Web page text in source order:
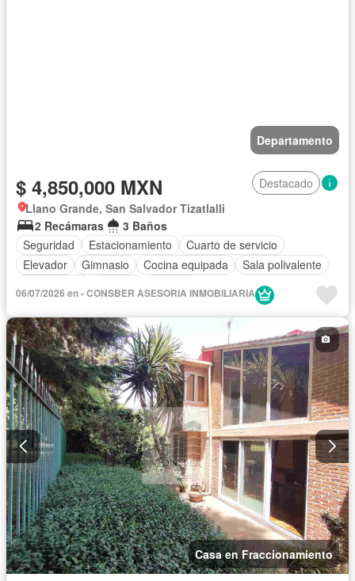
Departamento
$ 4,850,000 MXN
Destacado
Llano Grande, San Salvador Tizatlalli
2 Recámaras
3 Baños
Seguridad
Estacionamiento
Cuarto de servicio
Elevador
Gimnasio Cocina equipada
Sala polivalente
Agua
Gas natural
Televisión por cable
Despacho
Vista panorámica
Caseta de vigilancia Sin amueblar
06/07/2026 en - CONSBER ASESORIA INMOBILIARIA
Casa en Fraccionamiento